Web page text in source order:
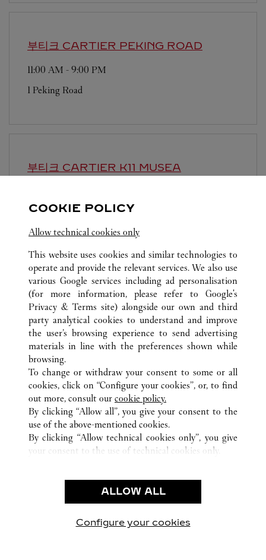
부티크 CARTIER PEKING ROAD
11:00 AM - 9:00 PM
1 Peking Road
부티크 CARTIER K11 MUSEA
Shop G12, G/F, K11 MUSEA
전체 까르띠에 부티크 위치 중국
GUANGDONG
SHENZHEN
NO.1881 BAOAN NAN ROAD
CUSTOMER CARE
CONTACT US
OUR COMPANY
CAREERS
FIND A BOUTIQUE
PRIVACY POLICY
CONDITIONS OF SALE
COOKIE POLICY
Allow technical cookies only
This website uses cookies and similar technologies to
operate and provide the relevant services. We also use
various Google services including ad personalisation
(for more information, please refer to Google's
Privacy & Terms site) alongside our own and third
party analytical cookies to understand and improve
the user’s browsing experience to send advertising
materials in line with the preferences shown while
browsing.
To change or withdraw your consent to some or all
cookies, click on “Configure your cookies”, or, to find
out more, consult our cookie policy.
By clicking “Allow all”, you give your consent to the
use of the above-mentioned cookies.
By clicking “Allow technical cookies only”, you give
your consent to the use of technical cookies only.
ALLOW ALL
Configure your cookies